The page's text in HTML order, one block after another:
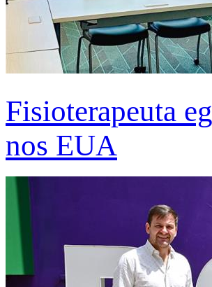
Fisioterapeuta
nos EUA